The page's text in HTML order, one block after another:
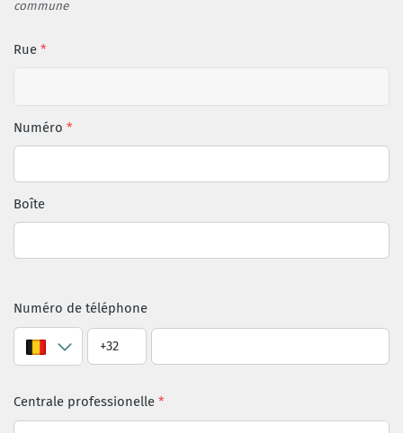
commune
Rue
Numéro
Boîte
Numéro de téléphone
Centrale professionelle